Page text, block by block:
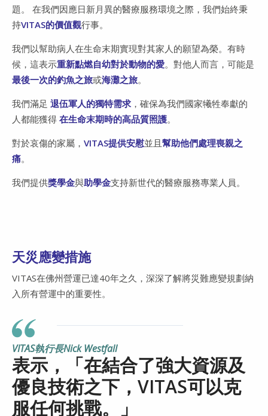
題。 在我們因應日新月異的醫療服務環境之際，我們始終秉
持VITAS的價值觀行事。
我們以幫助病人在生命末期實現對其家人的願望為榮。有時
候，這表示重新點燃自幼對於動物的愛。對他人而言，可能是
最後一次的釣魚之旅或海灘之旅。
我們滿足 退伍軍人的獨特需求 ，確保為我們國家犧牲奉獻的
人都能獲得 在生命末期時的高品質照護。
對於哀傷的家屬， VITAS提供安慰並且幫助他們處理喪親之
痛。
我們提供獎學金與助學金支持新世代的醫療服務專業人員。
天災應變措施
VITAS在佛州營運已達40年之久，深深了解將災難應變規劃納
入所有營運中的重要性。
VITAS執行長Nick Westfall
表示，「在結合了強大資源及
優良技術之下，VITAS可以克
服任何挑戰。」